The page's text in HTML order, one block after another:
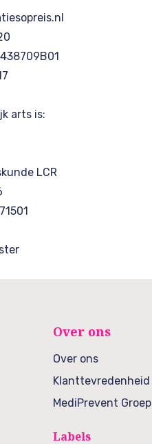
arts is:
LCR
Over ons
Over ons
Klanttevredenheid
MediPrevent Groep
Labels